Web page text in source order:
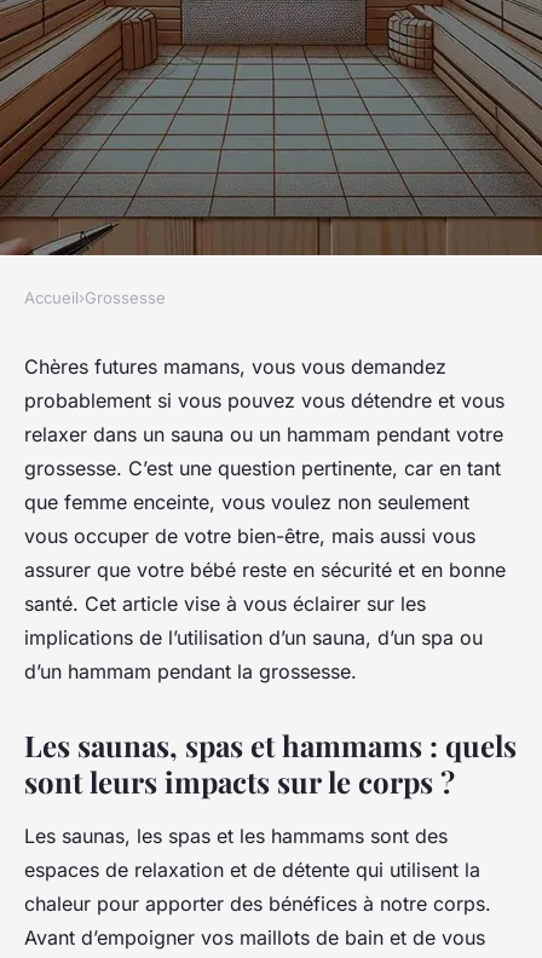
Peut-on utiliser un sauna ou
un hammam pendant le
premier trimestre ?
Léana•10 mars 2024•7 min de lecture
Accueil›Grossesse
Chères futures mamans, vous vous demandez
probablement si vous pouvez vous détendre et vous
relaxer dans un sauna ou un hammam pendant votre
grossesse. C’est une question pertinente, car en tant
que femme enceinte, vous voulez non seulement
vous occuper de votre bien-être, mais aussi vous
assurer que votre bébé reste en sécurité et en bonne
santé. Cet article vise à vous éclairer sur les
implications de l’utilisation d’un sauna, d’un spa ou
d’un hammam pendant la grossesse.
Les saunas, spas et hammams : quels
sont leurs impacts sur le corps ?
Les saunas, les spas et les hammams sont des
espaces de relaxation et de détente qui utilisent la
chaleur pour apporter des bénéfices à notre corps.
Avant d’empoigner vos maillots de bain et de vous